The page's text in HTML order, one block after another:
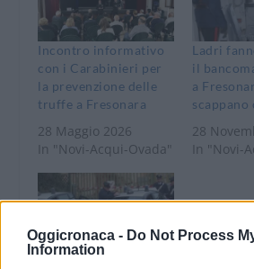
Oggicronaca - Do Not Process
Information
Incontro informativo
con i Carabinieri per
la prevenzione delle
truffe a Fresonara
28 Maggio 2026
In "Novi-Acqui-Ovada"
Ladri
il
a
scappano
28
In "Novi-
Individuato chi aveva